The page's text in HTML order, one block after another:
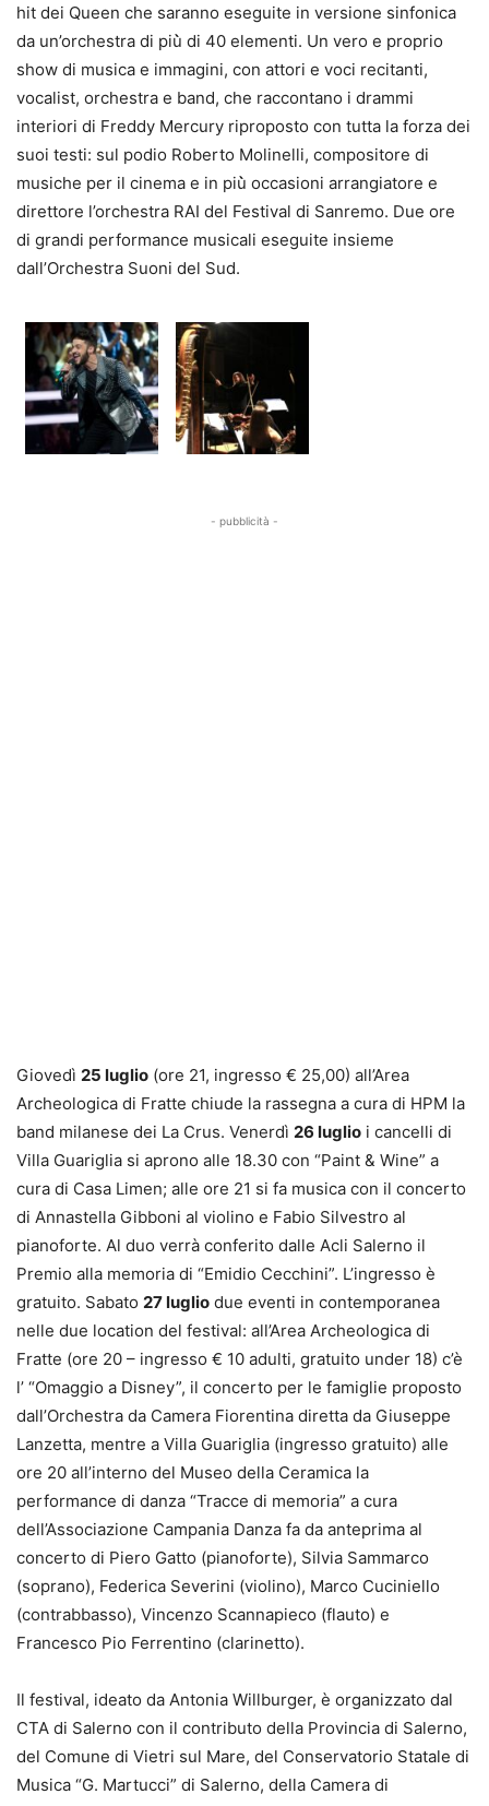
hit dei Queen che saranno eseguite in versione sinfonica
da un’orchestra di più̀ di 40 elementi. Un vero e proprio
show di musica e immagini, con attori e voci recitanti,
vocalist, orchestra e band, che raccontano i drammi
interiori di Freddy Mercury riproposto con tutta la forza dei
suoi testi: sul podio Roberto Molinelli, compositore di
musiche per il cinema e in più̀ occasioni arrangiatore e
direttore l’orchestra RAI del Festival di Sanremo. Due ore
di grandi performance musicali eseguite insieme
dall’Orchestra Suoni del Sud.
- pubblicità -
Giovedì 25 luglio (ore 21, ingresso € 25,00) all’Area
Archeologica di Fratte chiude la rassegna a cura di HPM la
band milanese dei La Crus. Venerdì 26 luglio i cancelli di
Villa Guariglia si aprono alle 18.30 con “Paint & Wine” a
cura di Casa Limen; alle ore 21 si fa musica con il concerto
di Annastella Gibboni al violino e Fabio Silvestro al
pianoforte. Al duo verrà conferito dalle Acli Salerno il
Premio alla memoria di “Emidio Cecchini”. L’ingresso è
gratuito. Sabato 27 luglio due eventi in contemporanea
nelle due location del festival: all’Area Archeologica di
Fratte (ore 20 – ingresso € 10 adulti, gratuito under 18) c’è
l’ “Omaggio a Disney”, il concerto per le famiglie proposto
dall’Orchestra da Camera Fiorentina diretta da Giuseppe
Lanzetta, mentre a Villa Guariglia (ingresso gratuito) alle
ore 20 all’interno del Museo della Ceramica la
performance di danza “Tracce di memoria” a cura
dell’Associazione Campania Danza fa da anteprima al
concerto di Piero Gatto (pianoforte), Silvia Sammarco
(soprano), Federica Severini (violino), Marco Cuciniello
(contrabbasso), Vincenzo Scannapieco (flauto) e
Francesco Pio Ferrentino (clarinetto).
Il festival, ideato da Antonia Willburger, è organizzato dal
CTA di Salerno con il contributo della Provincia di Salerno,
del Comune di Vietri sul Mare, del Conservatorio Statale di
Musica “G. Martucci” di Salerno, della Camera di